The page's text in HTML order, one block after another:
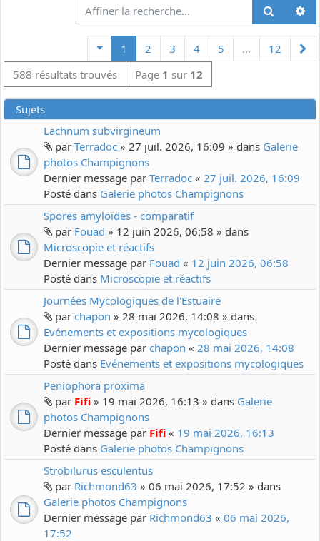
1 2 3 4 5 … 12
588 résultats trouvés
Page 1 sur 12
Sujets
Lachnum subvirgineum
par Terradoc » 27 juil. 2026, 16:09 » dans Galerie
photos Champignons
Dernier message par Terradoc « 27 juil. 2026, 16:09
Posté dans Galerie photos Champignons
Spores amyloïdes - comparatif
par Fouad » 12 juin 2026, 06:58 » dans
Microscopie et réactifs
Dernier message par Fouad « 12 juin 2026, 06:58
Posté dans Microscopie et réactifs
Journées Mycologiques de l'Estuaire
par chapon » 28 mai 2026, 14:08 » dans
Evénements et expositions mycologiques
Dernier message par chapon « 28 mai 2026, 14:08
Posté dans Evénements et expositions mycologiques
Peniophora proxima
par Fifi » 19 mai 2026, 16:13 » dans Galerie
photos Champignons
Dernier message par Fifi « 19 mai 2026, 16:13
Posté dans Galerie photos Champignons
Strobilurus esculentus
par Richmond63 » 06 mai 2026, 17:52 » dans
Galerie photos Champignons
Dernier message par Richmond63 « 06 mai 2026,
17:52